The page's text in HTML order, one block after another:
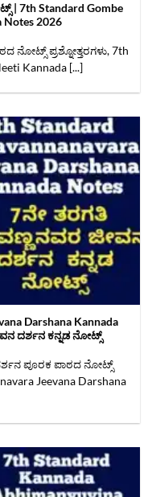
| 7th Standard Gombe
Notes‌ 2026
ನೋಟ್ಸ್ ಪ್ರಶ್ನೋತ್ತರಗಳು, 7th
Kannada [...]
Darshana Kannada
ದರ್ಶನ ಕನ್ನಡ ನೋಟ್ಸ್
ಪೂರಕ ಪಾಠದ ನೋಟ್ಸ್‌
Jeevana Darshana